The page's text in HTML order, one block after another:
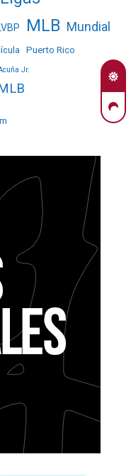
MLB Mundial
Puerto Rico
Jr.